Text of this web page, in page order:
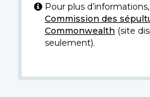
Pour plus
Commission des
Commonwealth (site
seulement).